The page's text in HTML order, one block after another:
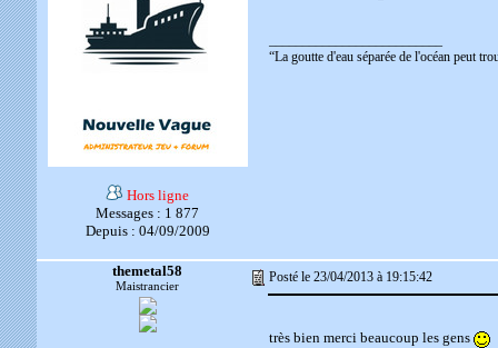
Hors ligne
Messages : 1 877
Depuis : 04/09/2009
“La goutte d'eau séparée de l'océan peut
themetal58
Maistrancier
Posté le 23/04/2013 à 19:15:42
très bien merci beaucoup les gens